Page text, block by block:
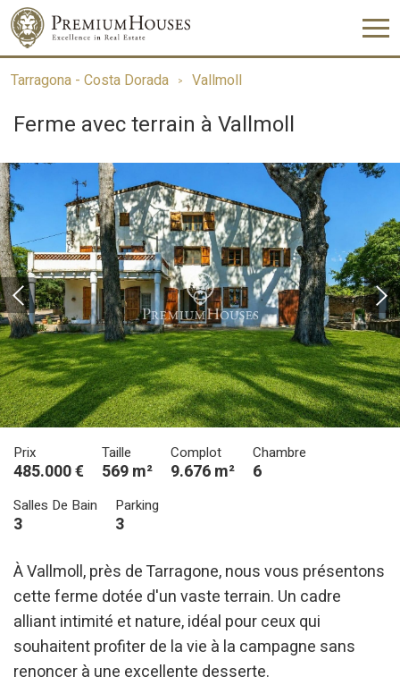
Tarragona - Costa Dorada Vallmoll
Ferme avec terrain à Vallmoll
Prix
485.000 €
Taille
569 m²
Complot
9.676 m²
Chambre
6
Salles De Bain
3
Parking
3
À Vallmoll, près de Tarragone, nous vous présentons
cette ferme dotée d'un vaste terrain. Un cadre
alliant intimité et nature, idéal pour ceux qui
souhaitent profiter de la vie à la campagne sans
renoncer à une excellente desserte.
Modifier les cookies
Technique et Fonctionnel
Toujours actif
Ce site Web utilise ses propres cookies pour collecter des